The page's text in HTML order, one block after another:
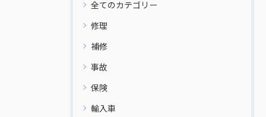
全てのカテゴリー
修理
補修
事故
保険
輸入車